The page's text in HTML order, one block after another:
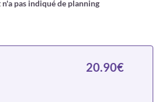
pas indiqué de planning
20.90€